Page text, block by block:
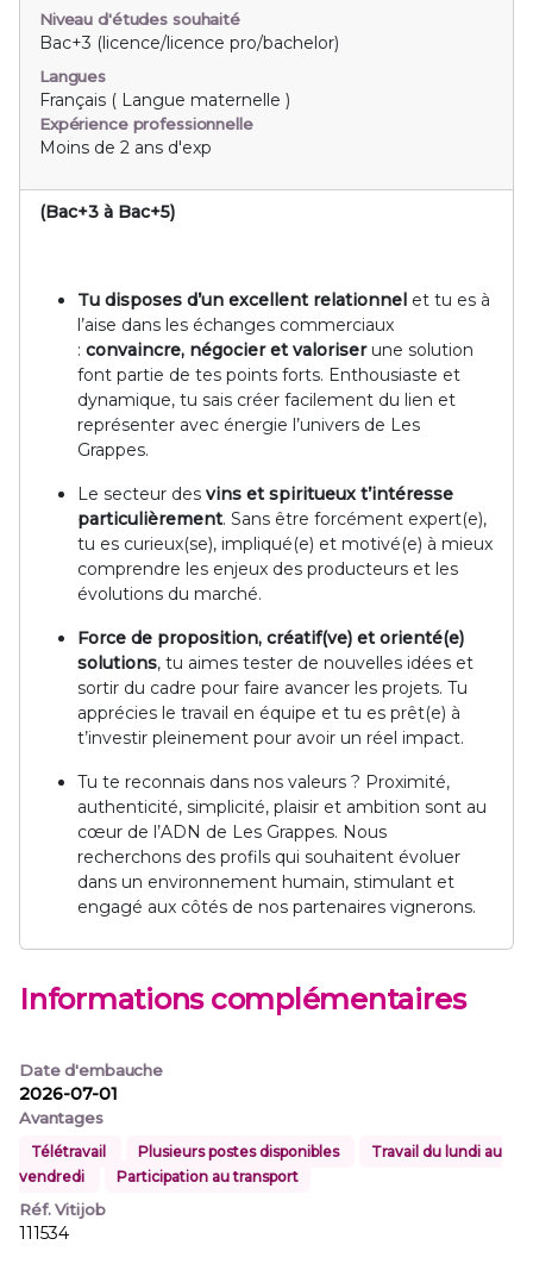
Niveau d'études souhaité
Bac+3 (licence/licence pro/bachelor)
Langues
Français ( Langue maternelle )
Expérience professionnelle
Moins de 2 ans d'exp
(Bac+3 à Bac+5)
Tu disposes d’un excellent relationnel et tu es à
l’aise dans les échanges commerciaux
: convaincre, négocier et valoriserune solution
font partie de tes points forts. Enthousiaste et
dynamique, tu sais créer facilement du lien et
représenter avec énergie l’univers de Les
Grappes.
Le secteur des vins et spiritueux t’intéresse
particulièrement. Sans être forcément expert(e),
tu es curieux(se), impliqué(e) et motivé(e) à mieux
comprendre les enjeux des producteurs et les
évolutions du marché.
Force de proposition, créatif(ve) et orienté(e)
solutions, tu aimes tester de nouvelles idées et
sortir du cadre pour faire avancer les projets. Tu
apprécies le travail en équipe et tu es prêt(e) à
t’investir pleinement pour avoir un réel impact.
Tu te reconnais dans nos valeurs ? Proximité,
authenticité, simplicité, plaisir et ambition sont au
cœur de l’ADN de Les Grappes. Nous
recherchons des profils qui souhaitent évoluer
dans un environnement humain, stimulant et
engagé aux côtés de nos partenaires vignerons.
Informations complémentaires
Date d'embauche
2026-07-01
Avantages
Télétravail Plusieurs postes disponibles
Travail du lundi au
vendredi
Participation au transport
Réf. Vitijob
111534